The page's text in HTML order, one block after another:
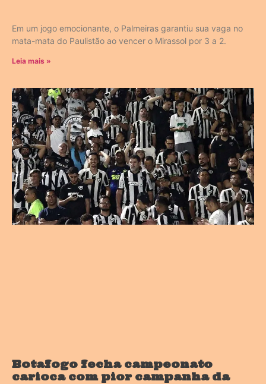
Em um jogo emocionante, o Palmeiras garantiu sua vaga no
mata-mata do Paulistão ao vencer o Mirassol por 3 a 2.
Leia mais »
Botafogo fecha campeonato
carioca com pior campanha da